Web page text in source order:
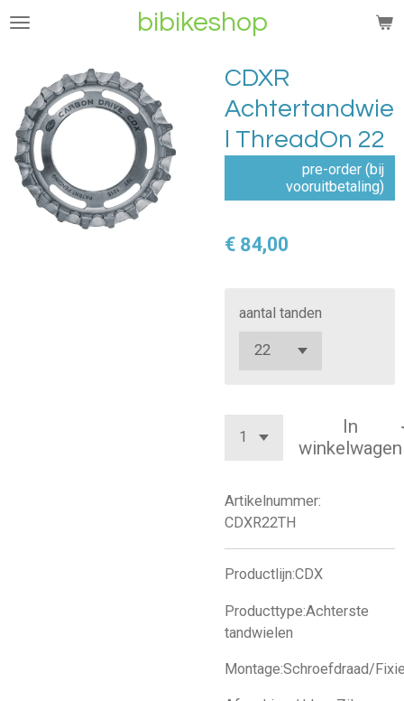
Ga
hoofdinhoud
bibikeshop
CDXR
Achtertandwie
l ThreadOn 22
pre-order (bij
vooruitbetaling)
€ 84,00
aantal tanden
In
winkelwagen
Artikelnummer:
CDXR22TH
Productlijn:CDX
Producttype:Achterste
tandwielen
Montage:Schroefdraad/